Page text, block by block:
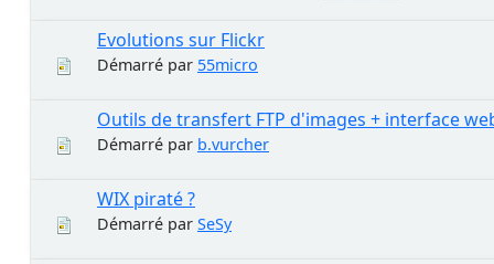
Evolutions sur Flickr
Démarré par 55micro
Outils de transfert FTP d'images + interface
Démarré par b.vurcher
WIX piraté ?
Démarré par SeSy